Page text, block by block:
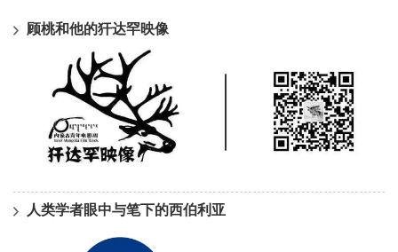
顾桃和他的犴达罕映像
人类学者眼中与笔下的西伯利亚